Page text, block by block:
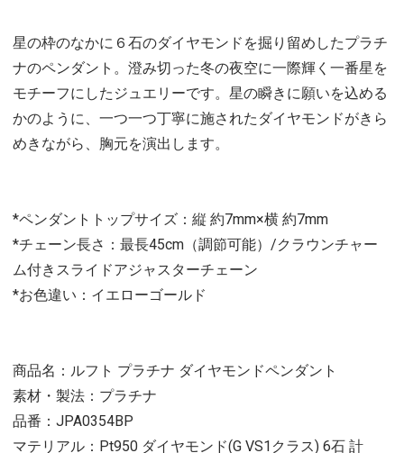
星の枠のなかに６石のダイヤモンドを掘り留めしたプラチ
ナのペンダント。澄み切った冬の夜空に一際輝く一番星を
モチーフにしたジュエリーです。星の瞬きに願いを込める
かのように、一つ一つ丁寧に施されたダイヤモンドがきら
めきながら、胸元を演出します。
*ペンダントトップサイズ：縦 約7mm×横 約7mm
*チェーン長さ：最長45cm（調節可能）/クラウンチャー
ム付きスライドアジャスターチェーン
*お色違い：イエローゴールド
商品名：ルフト プラチナ ダイヤモンドペンダント
素材・製法：プラチナ
品番：JPA0354BP
マテリアル：Pt950 ダイヤモンド(G VS1クラス) 6石 計